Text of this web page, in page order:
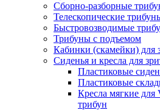
Сборно-разборные
Телескопические
Быстровозводимые
Трибуны с подъемом
Кабинки (скамейки) для
Сиденья и кресла для
Пластиковые
Пластиковые
Кресла мягкие для
трибун